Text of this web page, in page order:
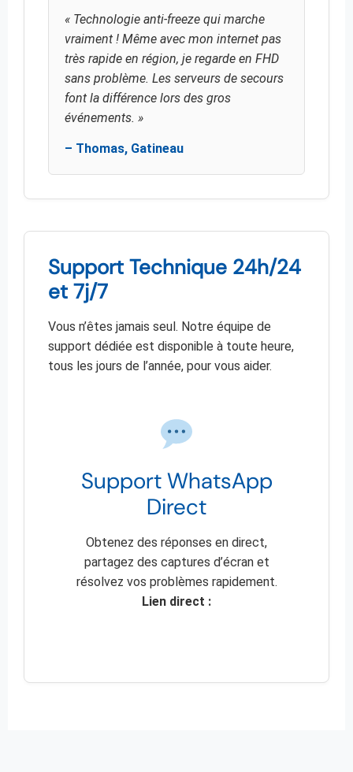
« Technologie anti-freeze qui marche
vraiment ! Même avec mon internet pas
très rapide en région, je regarde en FHD
sans problème. Les serveurs de secours
font la différence lors des gros
événements. »
– Thomas, Gatineau
Support Technique 24h/24
et 7j/7
Vous n’êtes jamais seul. Notre équipe de
support dédiée est disponible à toute heure,
tous les jours de l’année, pour vous aider.
Support WhatsApp
Direct
Obtenez des réponses en direct,
partagez des captures d’écran et
résolvez vos problèmes rapidement.
Lien direct :